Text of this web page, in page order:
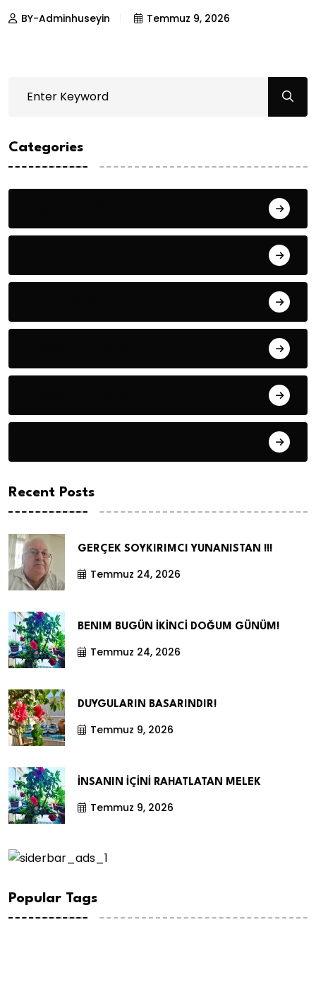
BY-Adminhuseyin Temmuz 9, 2026
Categories
Recent Posts
GERÇEK SOYKIRIMCI YUNANISTAN !!!
Temmuz 24, 2026
BENIM BUGÜN İKİNCİ DOĞUM GÜNÜM!
Temmuz 24, 2026
DUYGULARIN BASARINDIR!
Temmuz 9, 2026
İNSANIN İÇİNİ RAHATLATAN MELEK
Temmuz 9, 2026
Popular Tags